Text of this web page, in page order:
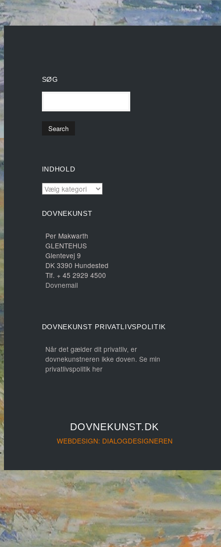
SØG
INDHOLD
INDHOLD
DOVNEKUNST
Per Makwarth
GLENTEHUS
Glentevej 9
DK 3390 Hundested
Tlf. + 45 2929 4500
Dovnemail
DOVNEKUNST PRIVATLIVSPOLITIK
Når det gælder dit privatliv, er
dovnekunstneren ikke doven. Se min
privatlivspolitik her
DOVNEKUNST.DK
WEBDESIGN: DIALOGDESIGNEREN